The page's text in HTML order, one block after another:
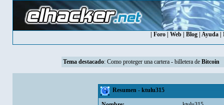
Foro Web Blog Ayuda
Tema destacado: Como proteger una cartera - billetera de Bitcoin
Resumen - ktulu315